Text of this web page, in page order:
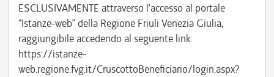
ESCLUSIVAMENTE attraverso l’accesso al portale
“Istanze-web” della Regione Friuli Venezia Giulia,
raggiungibile accedendo al seguente link:
https://istanze-
web.regione.fvg.it/CruscottoBeneficiario/login.aspx?